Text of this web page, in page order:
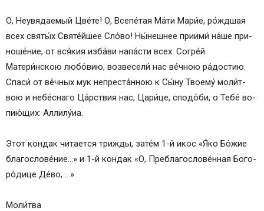
О, Не­увя­да­емый Цве́­те! О, Все­пе́­тая Ма́­ти Ма­ри́е, ро́жд­шая
всех свя­ты́х Свя­те́й­шее Сло́­во! Ны́нешнее при­ими́ на́­ше при­
но­ше́­ние, от вся́­кия из­ба́­ви на­па́с­ти всех. Со­гре́й
Матери́нскою лю­бо́­вию, возвесели́ нас ве́чною ра́­дос­тию.
Спа­си́ от ве́ч­ных мук непреста́нною к Сы́­ну Тво­ему́ мо­ли́т­
вою и не­бе́с­на­го Ца́рст­вия нас, Ца­ри́­це, спо­до́­би, о Те­бе́ во­
пию́­щих: Алли­лу́иа.
Этот кондак чи­та­ет­ся трижды, за­те́м 1-й икос «Я́ко Бо́­жие
благослове́ние…» и 1-й кондак «О, Преблагослове́нная Бо­го­
ро́­ди­це Де́­во, …».
Мо­ли́т­ва